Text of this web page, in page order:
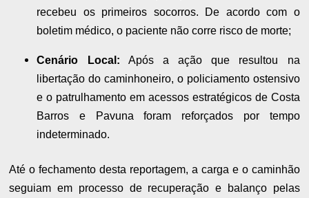
recebeu os primeiros socorros. De acordo com o
boletim médico, o paciente não corre risco de morte;
Cenário Local: Após a ação que resultou na
libertação do caminhoneiro, o policiamento ostensivo
e o patrulhamento em acessos estratégicos de Costa
Barros e Pavuna foram reforçados por tempo
indeterminado.
Até o fechamento desta reportagem, a carga e o caminhão
seguiam em processo de recuperação e balanço pelas